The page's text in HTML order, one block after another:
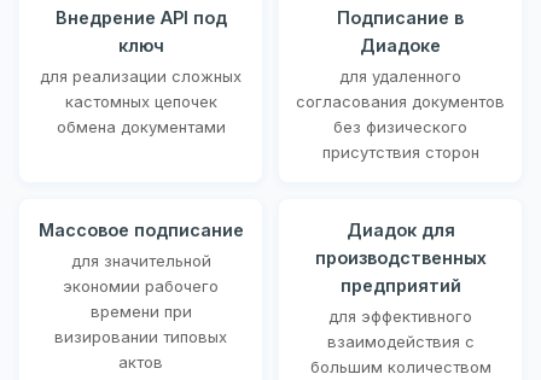
Внедрение API под
ключ
для реализации сложных
кастомных цепочек
обмена документами
Подписание в
Диадоке
для удаленного
согласования документов
без физического
присутствия сторон
Массовое подписание
для значительной
экономии рабочего
времени при
визировании типовых
актов
Диадок для
производственных
предприятий
для эффективного
взаимодействия с
большим количеством